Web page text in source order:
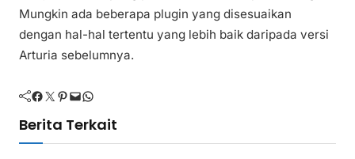
Mungkin ada beberapa plugin yang disesuaikan
dengan hal-hal tertentu yang lebih baik daripada versi
Arturia sebelumnya.
Facebook Twitter Pinterest Mail WhatsApp
Berita Terkait